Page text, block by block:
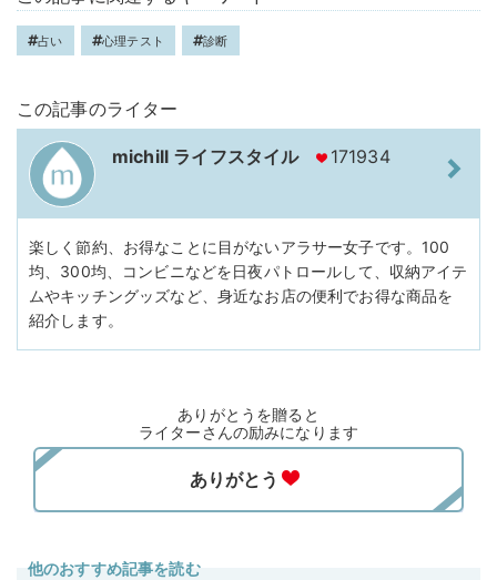
占い 心理テスト 診断
この記事のライター
michill ライフスタイル 171934
楽しく節約、お得なことに目がないアラサー女子です。100
均、300均、コンビニなどを日夜パトロールして、収納アイテ
ムやキッチングッズなど、身近なお店の便利でお得な商品を
紹介します。
ありがとうを贈ると
ライターさんの励みになります
他のおすすめ記事を読む